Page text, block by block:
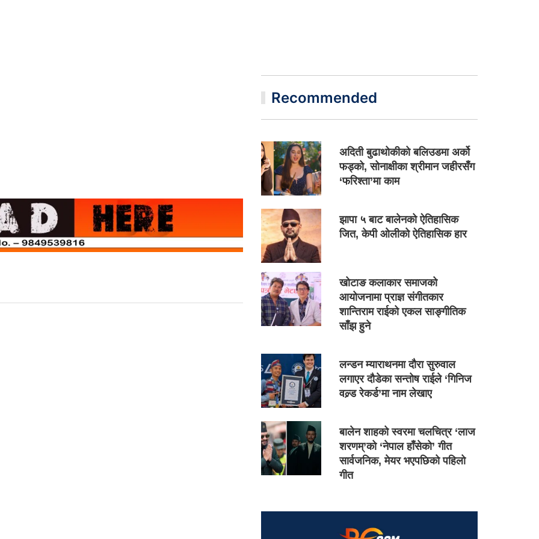
Recommended
अदिती बुढाथोकीको बलिउडमा अर्को
फड्को, सोनाक्षीका श्रीमान जहीरसँग
‘फरिश्ता’मा काम
झापा ५ बाट बालेनको ऐतिहासिक
जित, केपी ओलीको ऐतिहासिक हार
खोटाङ कलाकार समाजको
आयोजनामा प्राज्ञ संगीतकार
शान्तिराम राईको एकल साङ्गीतिक
साँझ हुने
लन्डन म्याराथनमा दौरा सुरुवाल
लगाएर दौडेका सन्तोष राईले ‘गिनिज
वल्र्ड रेकर्ड’मा नाम लेखाए
बालेन शाहको स्वरमा चलचित्र ‘लाज
शरणम्’को ‘नेपाल हाँसेको’ गीत
सार्वजनिक, मेयर भएपछिको पहिलो
गीत